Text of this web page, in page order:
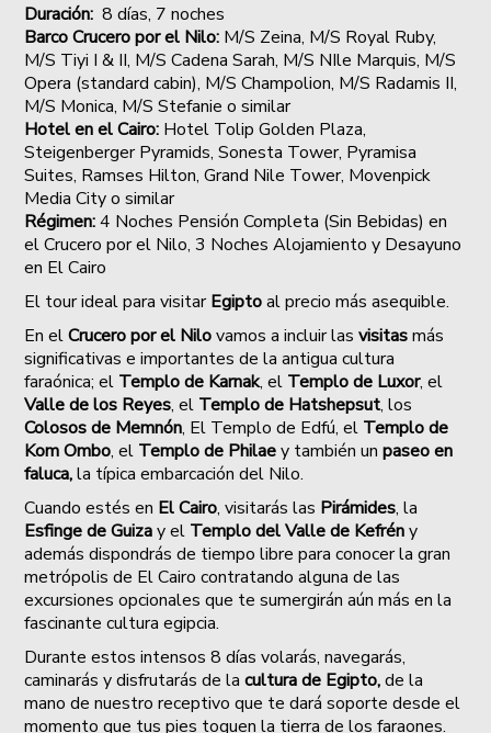
Duración: 8 días, 7 noches
Barco Crucero por el Nilo: M/S Zeina, M/S Royal Ruby,
M/S Tiyi I & II, M/S Cadena Sarah, M/S NIle Marquis, M/S
Opera (standard cabin), M/S Champolion, M/S Radamis II,
M/S Monica, M/S Stefanie o similar
Hotel en el Cairo: Hotel Tolip Golden Plaza,
Steigenberger Pyramids, Sonesta Tower, Pyramisa
Suites, Ramses Hilton, Grand Nile Tower, Movenpick
Media City o similar
Régimen:4 Noches Pensión Completa (Sin Bebidas) en
el Crucero por el Nilo, 3 Noches Alojamiento y Desayuno
en El Cairo
El tour ideal para visitarEgiptoal precio más asequible.
En elCrucero por el Nilovamos a incluir lasvisitasmás
significativas e importantes de la antigua cultura
faraónica; el Templo de Karnak, el Templo de Luxor, el
Valle de los Reyes, el Templo de Hatshepsut, los
Colosos de Memnón, El Templo de Edfú, el Templo de
Kom Ombo, el Templo de Philaey también unpaseo en
faluca,la típica embarcación del Nilo.
Cuando estés en El Cairo, visitarás las Pirámides, la
Esfinge de Guizay el Templo del Valle de Kefrény
además dispondrás de tiempo libre para conocer la gran
metrópolis de El Cairo contratando alguna de las
excursiones opcionales que te sumergirán aún más en la
fascinante cultura egipcia.
Durante estos intensos 8 días volarás, navegarás,
caminarás y disfrutarás de lacultura de Egipto,de la
mano de nuestro receptivo que te dará soporte desde el
momento que tus pies toquen la tierra de los faraones.